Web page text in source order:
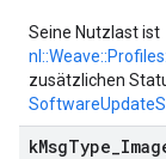
Seine Nutzlast ist
zusätzlichen
kMsgType